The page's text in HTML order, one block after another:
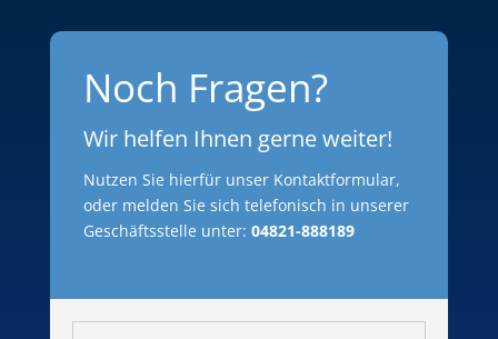
Noch Fragen?
Wir helfen Ihnen gerne weiter!
Nutzen Sie hierfür unser Kontaktformular,
oder melden Sie sich telefonisch in unserer
Geschäftsstelle unter: 04821-888189